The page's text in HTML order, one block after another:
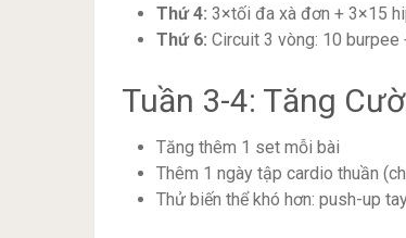
Thứ 4: 3×tối đa xà đơn + 3×15
Thứ 6: Circuit 3 vòng: 10
Tuần 3-4: Tăng
Tăng thêm 1 set mỗi bài
Thêm 1 ngày tập cardio thuần
Thử biến thể khó hơn: push-up